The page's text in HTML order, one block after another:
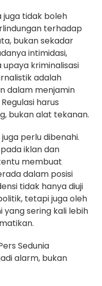
juga tidak boleh
terhadap
bukan sekadar
intimidasi,
kriminalisasi
adalah
dalam menjamin
harus
bukan alat tekanan.
perlu dibenahi.
iklan dan
membuat
dalam posisi
tidak hanya diuji
tetapi juga oleh
yang sering kali lebih
Sedunia
alarm, bukan